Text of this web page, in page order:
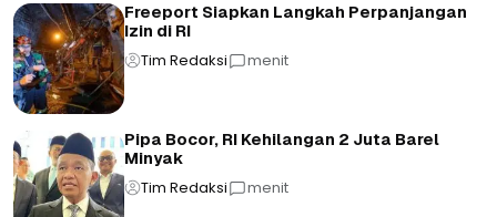
Freeport Siapkan Langkah Perpanjangan
Izin di RI
Tim Redaksi menit
Pipa Bocor, RI Kehilangan 2 Juta Barel
Minyak
Tim Redaksi menit